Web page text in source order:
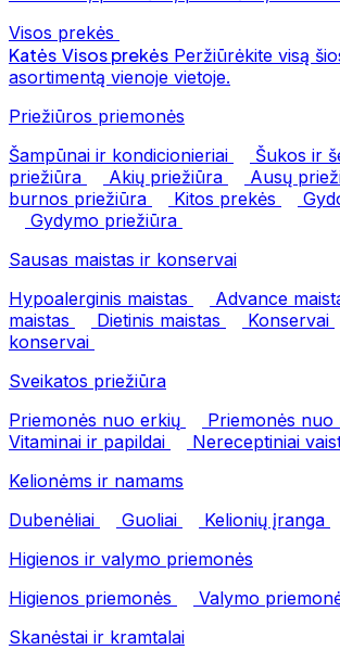
Visos prekės
Katės Visos prekės Peržiūrėkite visą
asortimentą vienoje vietoje.
Priežiūros priemonės
Šampūnai ir kondicionieriai
Šukos ir
priežiūra
Akių priežiūra Ausų
burnos priežiūra
Kitos prekės
Gydymo priežiūra
Sausas maistas ir konservai
Hypoalerginis maistas
Advance
maistas
Dietinis maistas Konservai
konservai
Sveikatos priežiūra
Priemonės nuo erkių
Priemonės nuo
Vitaminai ir papildai
Nereceptiniai
Kelionėms ir namams
Dubenėliai
Guoliai
Kelionių įranga
Higienos ir valymo priemonės
Higienos priemonės
Valymo
Skanėstai ir kramtalai